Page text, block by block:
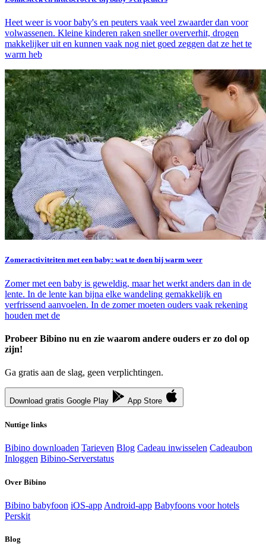
Heet weer is voor baby's en peuters vaak veel zwaarder dan voor
volwassenen. Kleine kinderen raken sneller oververhit, drogen
makkelijker uit en kunnen vaak nog niet goed zeggen dat ze het te
warm heb
Zomeractiviteiten met een baby: wat te doen bij warm weer
Zomer met een baby is geweldig, maar het werkt anders dan in de
lente. In de lente kan bijna elke wandeling gemakkelijk en
verfrissend aanvoelen. In de zomer moeten ouders vaak rekening
houden met de
Probeer Bibino nu en zie waarom andere ouders er zo dol op
zijn!
Ga gratis aan de slag, geen verplichtingen.
Download gratis Google Play App Store
Nuttige links
Bibino downloaden Tarieven Blog Cadeau inwisselen Cadeaubon
Inloggen Bibino-Serverstatus
Over Bibino
Bibino babyfoon iOS-app Android-app Babyfoons voor hotels
Perskit
Blog